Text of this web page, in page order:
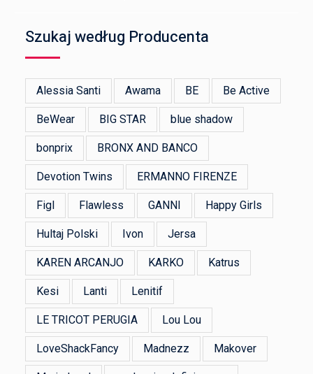
Szukaj według Producenta
Alessia Santi Awama BE Be Active
BeWear BIG STAR blue shadow
bonprix BRONX AND BANCO
Devotion Twins ERMANNO FIRENZE
Figl Flawless GANNI Happy Girls
Hultaj Polski Ivon Jersa
KAREN ARCANJO KARKO Katrus
Kesi Lanti Lenitif
LE TRICOT PERUGIA Lou Lou
LoveShackFancy Madnezz Makover